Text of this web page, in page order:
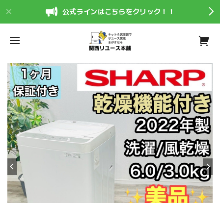
公式ラインはこちらをクリック！！